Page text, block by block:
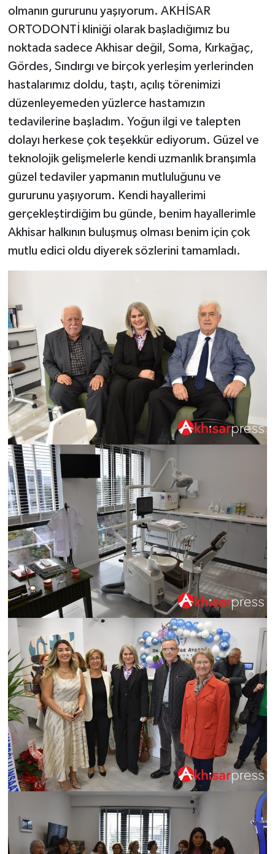
olmanın gururunu yaşıyorum. AKHİSAR
ORTODONTİ kliniği olarak başladığımız bu
noktada sadece Akhisar değil, Soma, Kırkağaç,
Gördes, Sındırgı ve birçok yerleşim yerlerinden
hastalarımız doldu, taştı, açılış törenimizi
düzenleyemeden yüzlerce hastamızın
tedavilerine başladım. Yoğun ilgi ve talepten
dolayı herkese çok teşekkür ediyorum. Güzel ve
teknolojik gelişmelerle kendi uzmanlık branşımla
güzel tedaviler yapmanın mutluluğunu ve
gururunu yaşıyorum. Kendi hayallerimi
gerçekleştirdiğim bu günde, benim hayallerimle
Akhisar halkının buluşmuş olması benim için çok
mutlu edici oldu diyerek sözlerini tamamladı.